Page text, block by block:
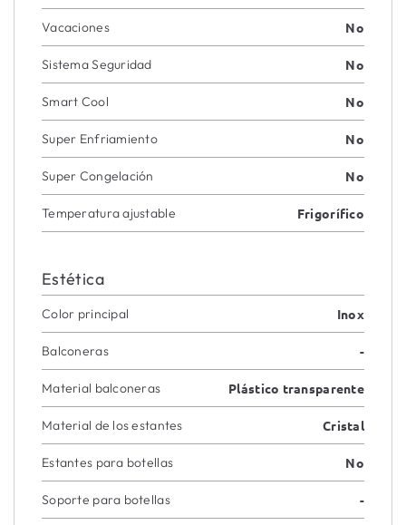
Vacaciones No
Sistema Seguridad No
Smart Cool No
Super Enfriamiento No
Super Congelación No
Temperatura ajustable Frigorífico
Estética
Color principal Inox
Balconeras -
Material balconeras Plástico transparente
Material de los estantes Cristal
Estantes para botellas No
Soporte para botellas -